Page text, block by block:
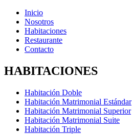
Inicio
Nosotros
Habitaciones
Restaurante
Contacto
HABITACIONES
Habitación Doble
Habitación Matrimonial Estándar
Habitación Matrimonial Superior
Habitación Matrimonial Suite
Habitación Triple